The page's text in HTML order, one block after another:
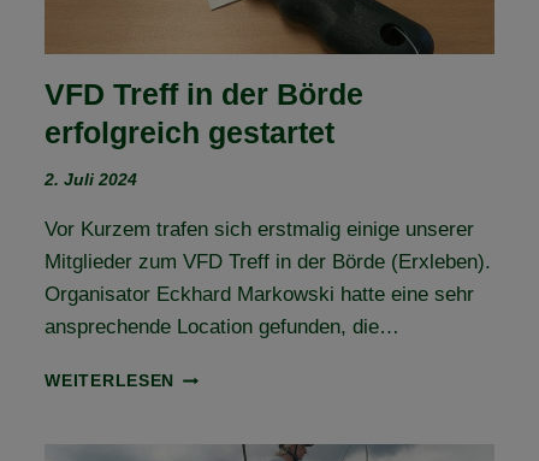
VFD Treff in der Börde
erfolgreich gestartet
2. Juli 2024
Vor Kurzem trafen sich erstmalig einige unserer
Mitglieder zum VFD Treff in der Börde (Erxleben).
Organisator Eckhard Markowski hatte eine sehr
ansprechende Location gefunden, die…
WEITERLESEN
VFD